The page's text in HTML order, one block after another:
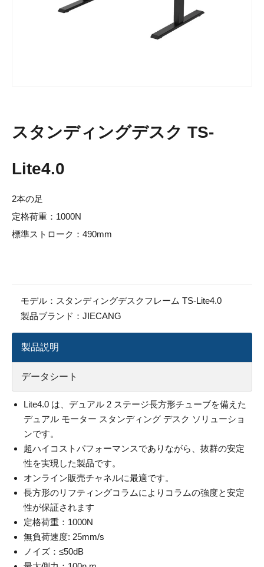
スタンディングデスク TS-
Lite4.0
2本の足
定格荷重：1000N
標準ストローク：490mm
モデル： スタンディングデスクフレーム TS-Lite4.0
製品ブランド： JIECANG
製品説明
データシート
Lite4.0 は、デュアル 2 ステージ長方形チューブを備えた
デュアル モーター スタンディング デスク ソリューショ
ンです。
超ハイコストパフォーマンスでありながら、抜群の安定
性を実現した製品です。
オンライン販売チャネルに最適です。
長方形のリフティングコラムによりコラムの強度と安定
性が保証されます
定格荷重：1000N
無負荷速度: 25mm/s
ノイズ：≤50dB